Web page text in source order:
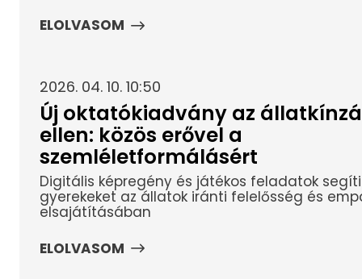
ELOLVASOM
2026. 04. 10. 10:50
Új oktatókiadvány az
ellen: közös erővel a
szemléletformálásért
Digitális képregény és játékos feladatok
gyerekeket az állatok iránti felelősség és
elsajátításában
ELOLVASOM